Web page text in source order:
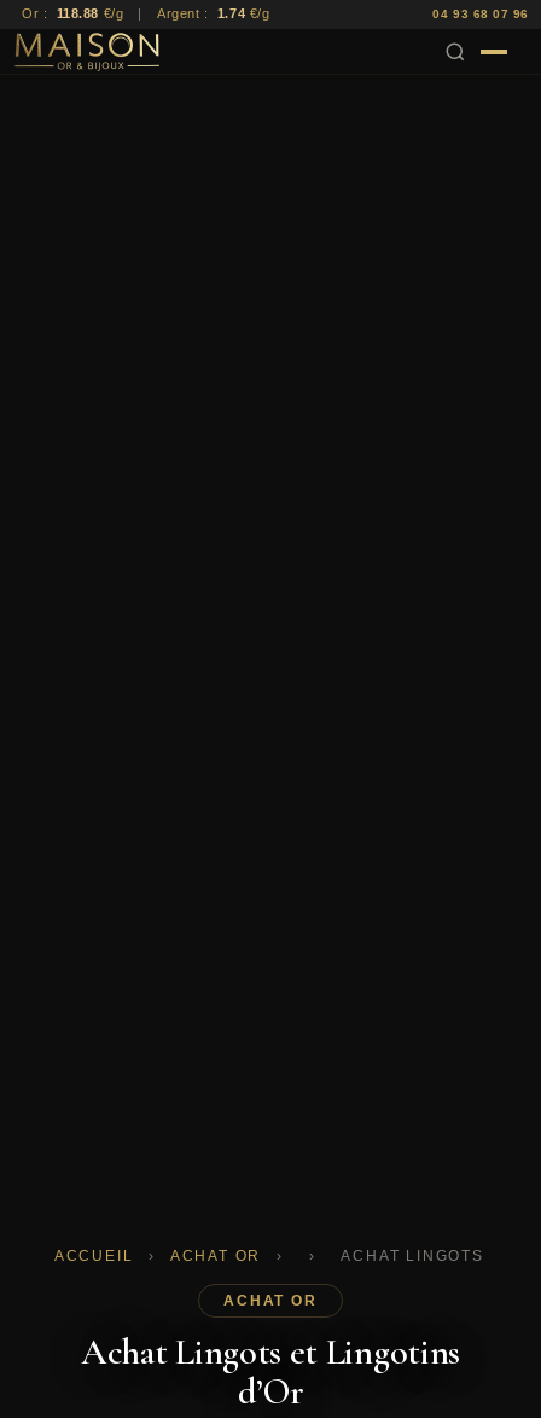
Or : 118.88 €/g | Argent : 1.74 €/g 04 93 68 07 96
ACCUEIL › ACHAT OR › › ACHAT LINGOTS ET
ACHAT OR
Achat Lingots et Lingotins
d’Or